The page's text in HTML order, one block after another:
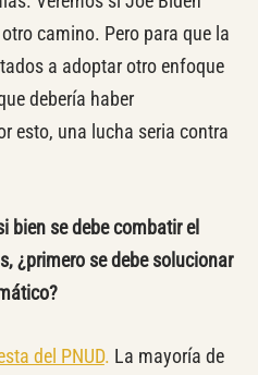
camino. Pero para que la
a adoptar otro enfoque
debería haber
esto, una lucha seria contra
bien se debe combatir el
¿primero se debe solucionar
del PNUD. La mayoría de